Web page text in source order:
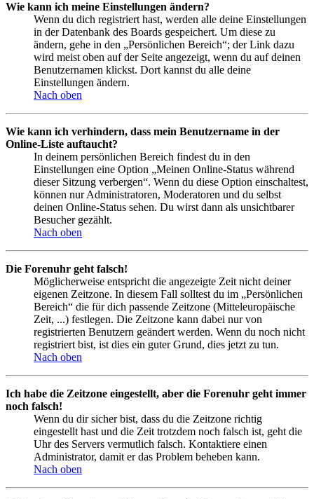
Wie kann ich meine Einstellungen ändern?
Wenn du dich registriert hast, werden alle deine Einstellungen
in der Datenbank des Boards gespeichert. Um diese zu
ändern, gehe in den „Persönlichen Bereich“; der Link dazu
wird meist oben auf der Seite angezeigt, wenn du auf deinen
Benutzernamen klickst. Dort kannst du alle deine
Einstellungen ändern.
Nach oben
Wie kann ich verhindern, dass mein Benutzername in der
Online-Liste auftaucht?
In deinem persönlichen Bereich findest du in den
Einstellungen eine Option „Meinen Online-Status während
dieser Sitzung verbergen“. Wenn du diese Option einschaltest,
können nur Administratoren, Moderatoren und du selbst
deinen Online-Status sehen. Du wirst dann als unsichtbarer
Besucher gezählt.
Nach oben
Die Forenuhr geht falsch!
Möglicherweise entspricht die angezeigte Zeit nicht deiner
eigenen Zeitzone. In diesem Fall solltest du im „Persönlichen
Bereich“ die für dich passende Zeitzone (Mitteleuropäische
Zeit, ...) festlegen. Die Zeitzone kann dabei nur von
registrierten Benutzern geändert werden. Wenn du noch nicht
registriert bist, ist dies ein guter Grund, dies jetzt zu tun.
Nach oben
Ich habe die Zeitzone eingestellt, aber die Forenuhr geht immer
noch falsch!
Wenn du dir sicher bist, dass du die Zeitzone richtig
eingestellt hast und die Zeit trotzdem noch falsch ist, geht die
Uhr des Servers vermutlich falsch. Kontaktiere einen
Administrator, damit er das Problem beheben kann.
Nach oben